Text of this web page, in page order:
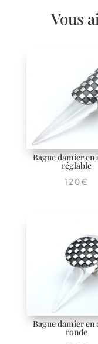
Vous
Bague damier en
réglable
120€
Bague damier en
ronde